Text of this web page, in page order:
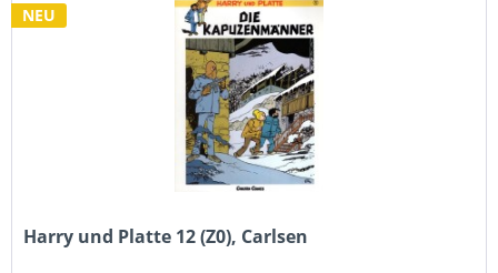
NEU
Harry und Platte 12 (Z0), Carlsen